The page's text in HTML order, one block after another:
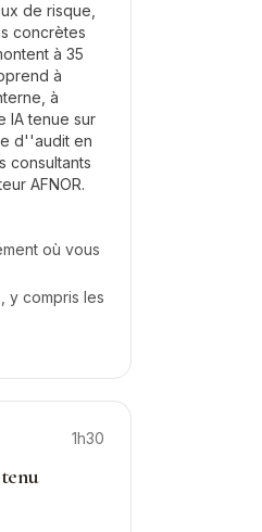
de risque,
concrètes
à 35
à
à
IA tenue sur
d''audit en
consultants
AFNOR.
où vous
y compris les
1h30